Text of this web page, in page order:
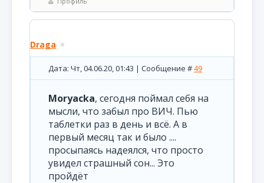
Draga
Дата: Чт, 04.06.20, 01:43 | Сообщение #49
Moryacka, сегодня поймал себя на
мысли, что забыл про ВИЧ. Пью
таблетки раз в день и всё. А в
первый месяц так и было ....
просыпаясь надеялся, что просто
увидел страшный сон... Это
пройдёт